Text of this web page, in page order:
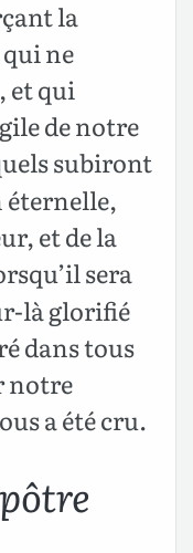
la
ne
et qui
de notre
subiront
éternelle,
et de la
sera
là glorifié
dans tous
notre
a été cru.